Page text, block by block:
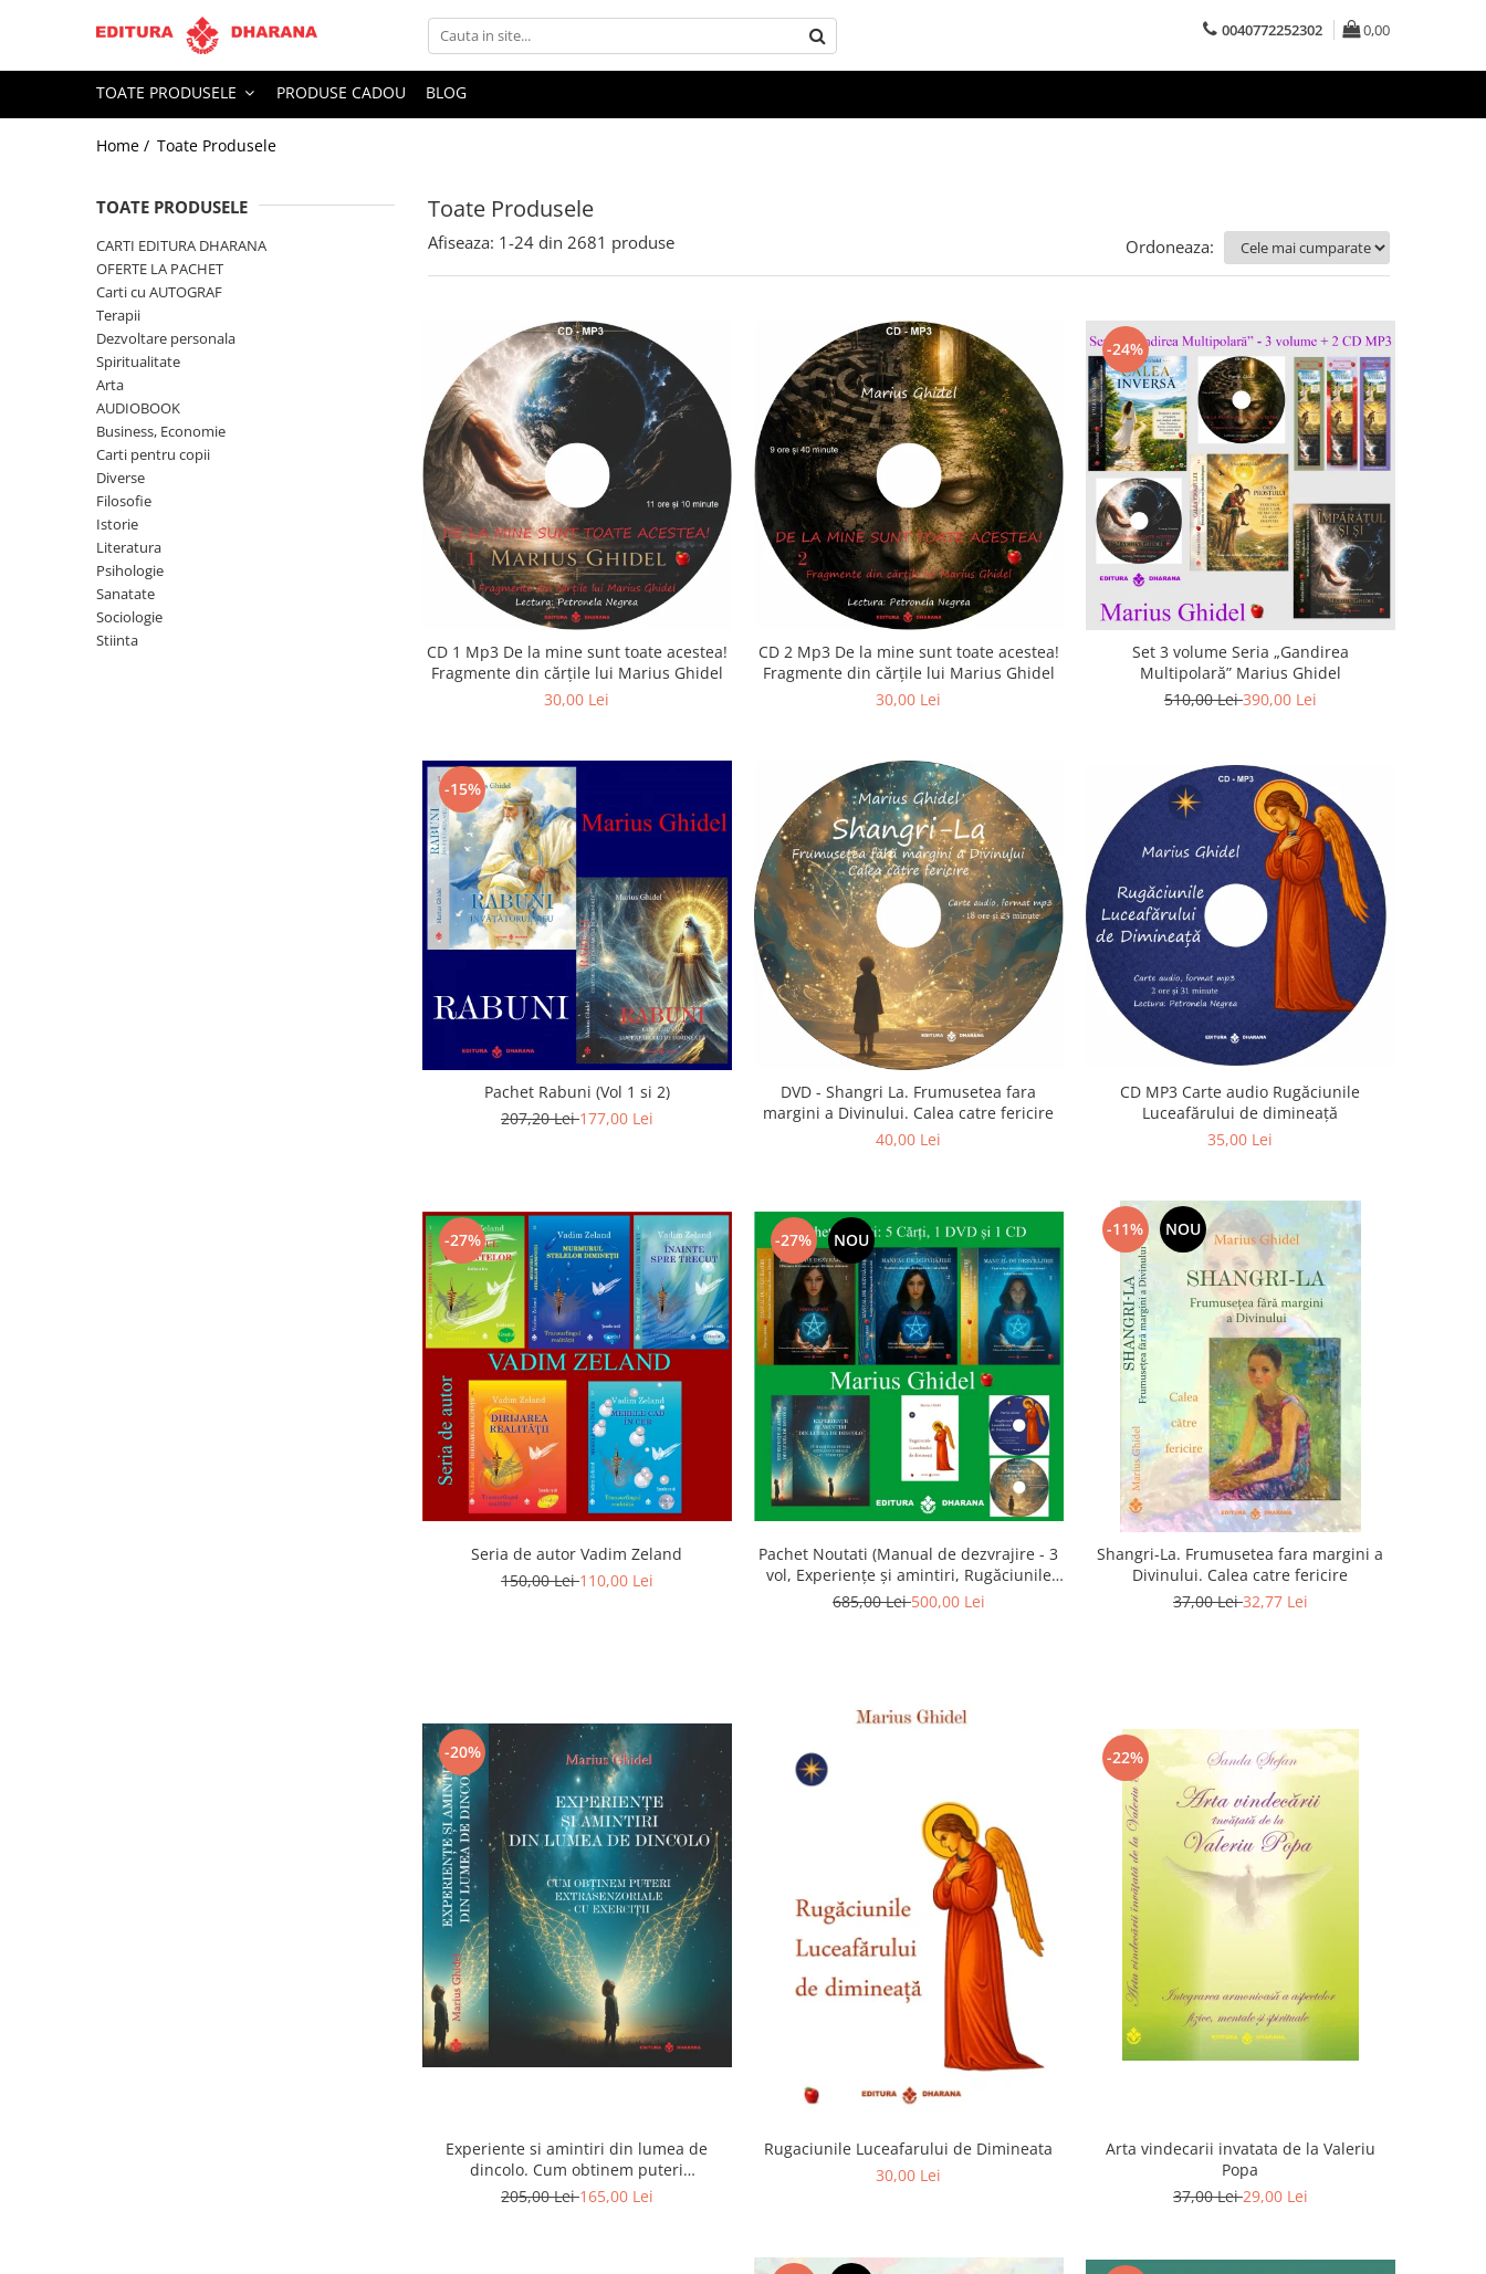
Toate Produsele
CARTI EDITURA DHARANA
OFERTE LA PACHET
Dezvoltare personala
Spiritualitate
AUDIOBOOK
Business, Economie
Carti pentru copii
0040772252302 0,00
TOATE PRODUSELE PRODUSE CADOU BLOG
Home / Toate Produsele
Toate Produsele
TOATE PRODUSELE
CARTI EDITURA DHARANA
OFERTE LA PACHET
Carti cu AUTOGRAF
Terapii
Dezvoltare personala
Spiritualitate
Arta
AUDIOBOOK
Business, Economie
Carti pentru copii
Diverse
Filosofie
Istorie
Literatura
Psihologie
Sanatate
Sociologie
Stiinta
Afiseaza: 1-24 din 2681 produse Ordoneaza:
CD 1 Mp3 De la mine sunt toate acestea!
Fragmente din cărțile lui Marius Ghidel
30,00 Lei
CD 2 Mp3 De la mine sunt toate acestea!
Fragmente din cărțile lui Marius Ghidel
30,00 Lei
-24%
Set 3 volume Seria „Gandirea
Multipolară” Marius Ghidel
510,00 Lei390,00 Lei
-15%
Pachet Rabuni (Vol 1 si 2)
207,20 Lei177,00 Lei
DVD - Shangri La. Frumusetea fara
margini a Divinului. Calea catre fericire
40,00 Lei
CD MP3 Carte audio Rugăciunile
Luceafărului de dimineață
35,00 Lei
-27%
Seria de autor Vadim Zeland
150,00 Lei110,00 Lei
-27% NOU
Pachet Noutati (Manual de dezvrajire - 3
vol, Experiențe și amintiri, Rugăciunile
Luceafarului de dimineata) - Marius
685,00 Lei500,00 Lei
-11% NOU
Shangri-La. Frumusetea fara margini a
Divinului. Calea catre fericire
37,00 Lei32,77 Lei
-20%
Experiente si amintiri din lumea de
dincolo. Cum obtinem puteri
extrasenzoriale - cu exercitii
205,00 Lei165,00 Lei
Rugaciunile Luceafarului de Dimineata
30,00 Lei
-22%
Arta vindecarii invatata de la Valeriu
Popa
37,00 Lei29,00 Lei